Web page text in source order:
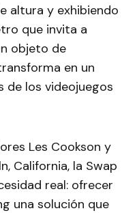
altura y exhibiendo
que invita a
objeto de
en un
de los videojuegos
Les Cookson y
California, la Swap
real: ofrecer
una solución que